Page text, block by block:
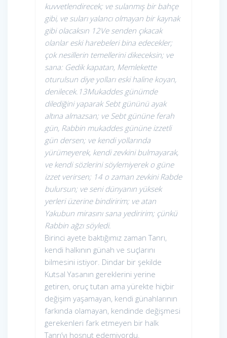
kuvvetlendirecek; ve sulanmış bir bahçe
gibi, ve suları yalancı olmayan bir kaynak
gibi olacaksın 12Ve senden çıkacak
olanlar eski harebeleri bina edecekler;
çok nesillerin temellerini dikeceksin; ve
sana: Gedik kapatan, Memlekette
oturulsun diye yolları eski haline koyan,
denilecek. 13Mukaddes günümde
dilediğini yaparak Sebt gününü ayak
altına almazsan; ve Sebt gününe ferah
gün, Rabbin mukaddes gününe izzetli
gün dersen; ve kendi yollarında
yürümeyerek, kendi zevkini bulmayarak,
ve kendi sözlerini söylemiyerek o güne
izzet verirsen; 14 o zaman zevkini Rabde
bulursun; ve seni dünyanın yüksek
yerleri üzerine bindiririm; ve atan
Yakubun mirasını sana yediririm; çünkü
Rabbin ağzı söyledi.
Birinci ayete baktığımız zaman Tanrı,
kendi halkının günah ve suçlarını
bilmesini istiyor. Dindar bir şekilde
Kutsal Yasanın gereklerini yerine
getiren, oruç tutan ama yürekte hiçbir
değişim yaşamayan, kendi günahlarının
farkında olamayan, kendinde değişmesi
gerekenleri fark etmeyen bir halk
Tanrı’yı hoşnut edemiyordu.